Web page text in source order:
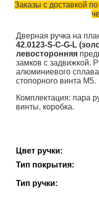
Заказы с доставкой
Дверная ручка на
42.0123-S-C-G-L
левосторонняя
замков с задвижкой.
алюминиевого
стопорного винта М5.
Комплектация: пара
винты, коробка.
Цвет ручки:
Тип покрытия:
Тип ручки: